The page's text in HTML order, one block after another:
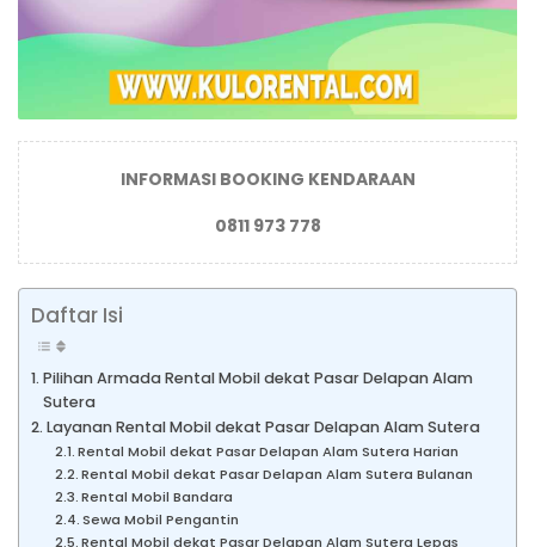
INFORMASI BOOKING KENDARAAN
0811 973 778
Daftar Isi
Pilihan Armada Rental Mobil dekat Pasar Delapan Alam
Sutera
Layanan Rental Mobil dekat Pasar Delapan Alam Sutera
Rental Mobil dekat Pasar Delapan Alam Sutera Harian
Rental Mobil dekat Pasar Delapan Alam Sutera Bulanan
Rental Mobil Bandara
Sewa Mobil Pengantin
Rental Mobil dekat Pasar Delapan Alam Sutera Lepas